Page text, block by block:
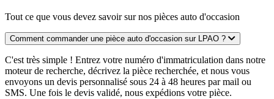
Tout ce que vous devez savoir sur nos pièces auto d'occasion
Comment commander une pièce auto d'occasion sur LPAO ?
C'est très simple ! Entrez votre numéro d'immatriculation dans notre
moteur de recherche, décrivez la pièce recherchée, et nous vous
envoyons un devis personnalisé sous 24 à 48 heures par mail ou
SMS. Une fois le devis validé, nous expédions votre pièce.